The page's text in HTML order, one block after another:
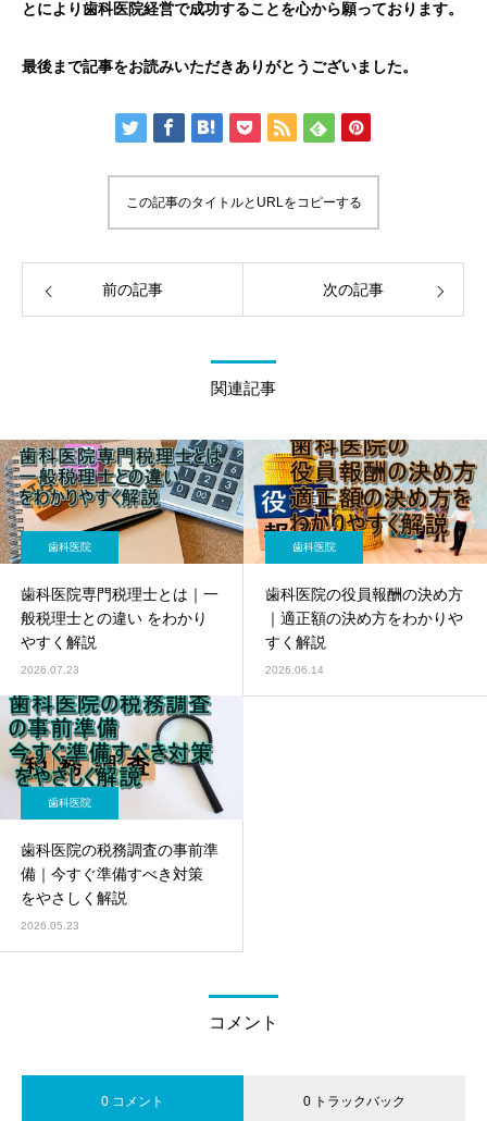
とにより歯科医院経営で成功することを心から願っております。
最後まで記事をお読みいただきありがとうございました。
この記事のタイトルとURLをコピーする
前の記事 次の記事
関連記事
歯科医院
歯科医院専門税理士とは｜一
般税理士との違い をわかり
やすく解説
2026.07.23
歯科医院
歯科医院の役員報酬の決め方
｜適正額の決め方をわかりや
すく解説
2026.06.14
歯科医院
歯科医院の税務調査の事前準
備｜今すぐ準備すべき対策
をやさしく解説
2026.05.23
コメント
0 コメント 0 トラックバック